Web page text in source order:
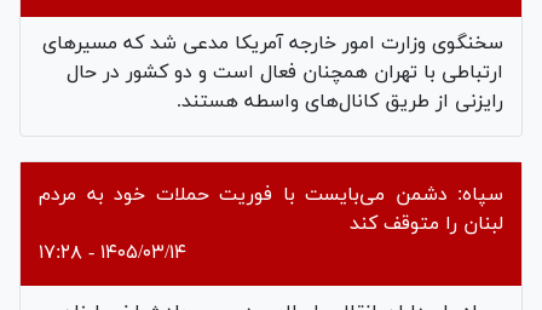
سخنگوی وزارت امور خارجه آمریکا مدعی شد که مسیرهای
ارتباطی با تهران همچنان فعال است و دو کشور در حال
رایزنی از طریق کانال‌های واسطه هستند.
سپاه: دشمن می‌بایست با فوریت حملات خود به مردم
لبنان را متوقف کند
۱۴۰۵/۰۳/۱۴ - ۱۷:۲۸